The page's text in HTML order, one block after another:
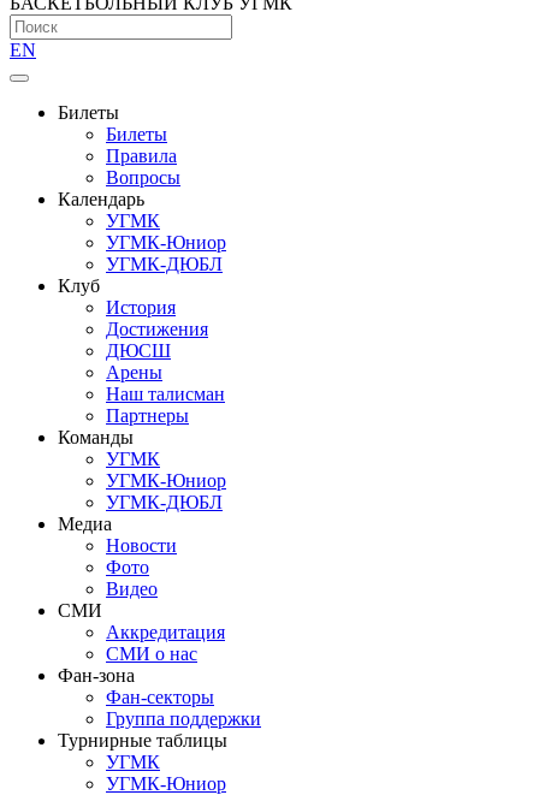
EN
Билеты
Билеты
Правила
Вопросы
Календарь
УГМК
УГМК-Юниор
УГМК-ДЮБЛ
Клуб
История
Достижения
ДЮСШ
Арены
Наш талисман
Партнеры
Команды
УГМК
УГМК-Юниор
УГМК-ДЮБЛ
Медиа
Новости
Фото
Видео
СМИ
Аккредитация
СМИ о нас
Фан-зона
Фан-секторы
Группа поддержки
Турнирные таблицы
УГМК
УГМК-Юниор